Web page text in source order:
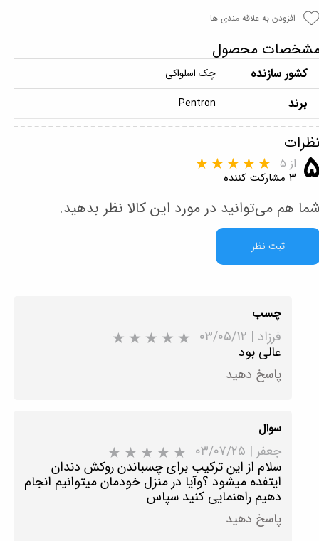
افزودن به علاقه مندی ها
محصول
کشور سازنده چک اسلواکی
برند Pentron
از ۵
۳ مشارکت کننده
هم می‌توانید در مورد این کالا نظر بدهید.
ثبت نظر
چسب
فرزاد | ۰۳/۰۵/۱۲
عالی بود
پاسخ دهید
سوال
جعفر | ۰۳/۰۷/۲۵
سلام از این ترکیب برای چسباندن روکش دندان
ایتفده میشود ؟وآیا در منزل خودمان میتوانیم انجام
دهیم راهنمایی کنید سپاس
پاسخ دهید